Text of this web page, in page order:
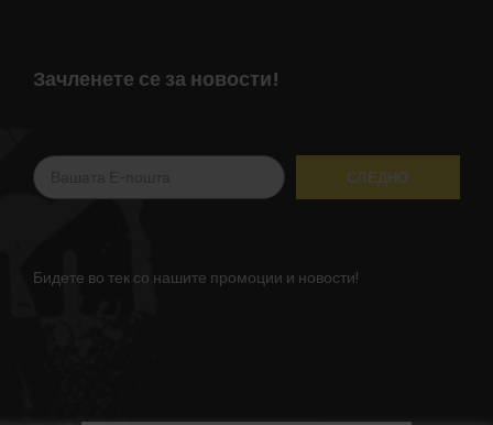
Зачленете се за новости!
Бидете во тек со нашите промоции и новости!